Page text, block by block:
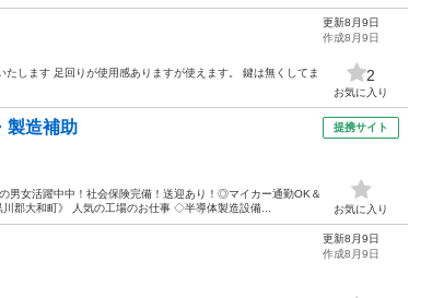
します 足回りが使用感ありますが使えます。 鍵は無くしてま
更新8月9日
作成8月9日
2
お気に入り
製造補助
女活躍中中！社会保険完備！送迎あり！◎マイカー通勤OK＆
郡大和町》 人気の工場のお仕事 ◇半導体製造設備...
提携サイト
お気に入り
更新8月9日
作成8月9日